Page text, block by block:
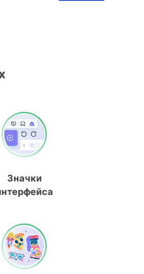
Значки